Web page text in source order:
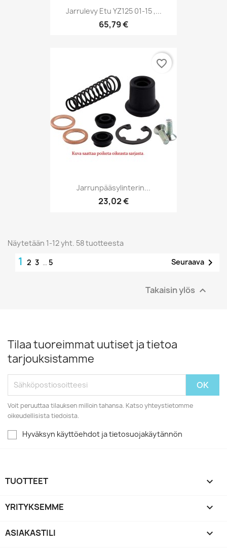
Jarrulevy Etu YZ125 01-15 ,...
65,79 €
Jarrunpääsylinterin...
23,02 €
favorite_border
Näytetään 1-12 yht. 58 tuotteesta
1 2 3 … 5 Seuraava 
Takaisin ylös 
Tilaa tuoreimmat uutiset ja tietoa
tarjouksistamme
Voit peruuttaa tilauksen milloin tahansa. Katso yhteystietomme
oikeudellisista tiedoista.
Hyväksyn käyttöehdot ja tietosuojakäytännön
TUOTTEET 
YRITYKSEMME 
ASIAKASTILI 